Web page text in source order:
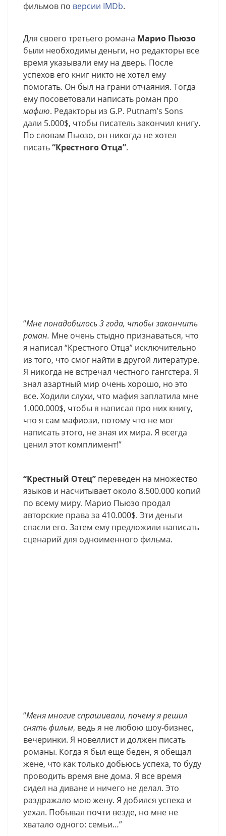
фильмов по версии IMDb.
Для своего третьего романа Марио Пьюзо
были необходимы деньги, но редакторы все
время указывали ему на дверь. После
успехов его книг никто не хотел ему
помогать. Он был на грани отчаяния. Тогда
ему посоветовали написать роман про
мафию. Редакторы из G.P. Putnam’s Sons
дали 5.000$, чтобы писатель закончил книгу.
По словам Пьюзо, он никогда не хотел
писать“Крестного Отца”.
“Мне понадобилось 3 года, чтобы закончить
роман. Мне очень стыдно признаваться, что
я написал “Крестного Отца” исключительно
из того, что смог найти в другой литературе.
Я никогда не встречал честного гангстера. Я
знал азартный мир очень хорошо, но это
все. Ходили слухи, что мафия заплатила мне
1.000.000$, чтобы я написал про них книгу,
что я сам мафиози, потому что не мог
написать этого, не зная их мира. Я всегда
ценил этот комплимент!”
“Крестный Отец” переведен на множество
языков и насчитывает около 8.500.000 копий
по всему миру. Марио Пьюзо продал
авторские права за 410.000$. Эти деньги
спасли его. Затем ему предложили написать
сценарий для одноименного фильма.
“Меня многие спрашивали, почему я решил
снять фильм, ведь я не любою шоу-бизнес,
вечеринки. Я новеллист и должен писать
романы. Когда я был еще беден, я обещал
жене, что как только добьюсь успеха, то буду
проводить время вне дома. Я все время
сидел на диване и ничего не делал. Это
раздражало мою жену. Я добился успеха и
уехал. Побывал почти везде, но мне не
хватало одного: семьи…”